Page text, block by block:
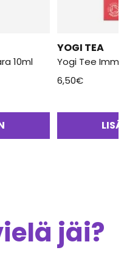
10ml
YOGI TEA
Yogi Tee
6,50€
jäi?